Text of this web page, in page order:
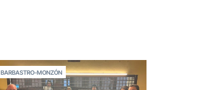
BARBASTRO-MONZÓN